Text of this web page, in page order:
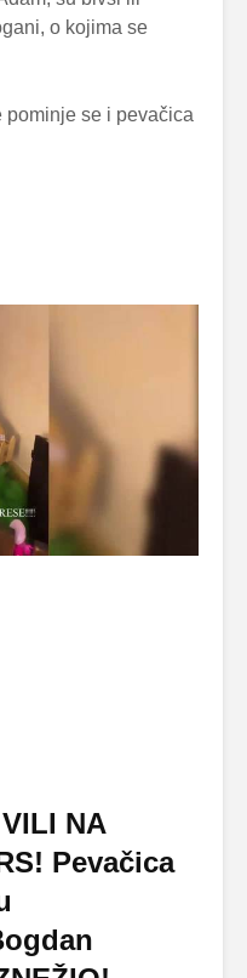
o kojima se
pominje se i pevačica
NA
Pevačica